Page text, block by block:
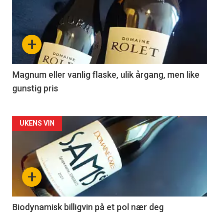
akkurat
nå
3
+
Magnum eller vanlig flaske, ulik årgang, men like
gunstig pris
Forsiden
akkurat
nå
4
+
UKENS VIN
Biodynamisk billigvin på et pol nær deg